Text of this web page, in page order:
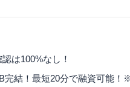
は100%なし！
完結！最短20分で融資可能！